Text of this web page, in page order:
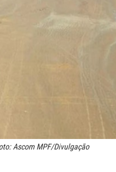
Ascom MPF/Divulgação